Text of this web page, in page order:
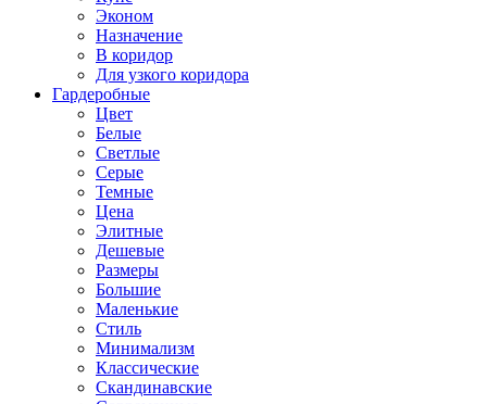
Эконом
Назначение
В коридор
Для узкого коридора
Гардеробные
Цвет
Белые
Светлые
Серые
Темные
Цена
Элитные
Дешевые
Размеры
Большие
Маленькие
Стиль
Минимализм
Классические
Скандинавские